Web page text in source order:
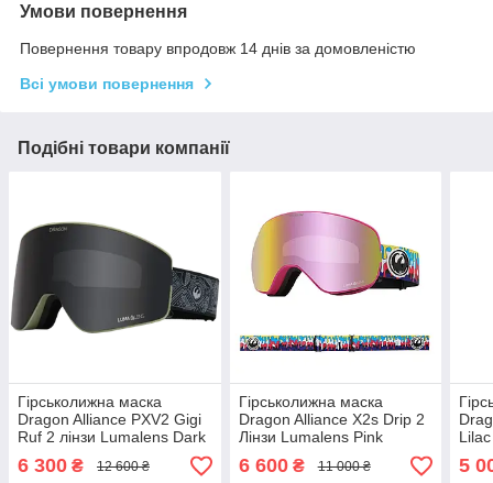
Умови повернення
Повернення товару впродовж 14 днів за домовленістю
Всі умови повернення
Подібні товари компанії
Гірськолижна маска
Dragon Alliance PXV2 Gigi
Ruf 2 лінзи Lumalens Dark
Smoke / Lumalens Light
Rose
6 300 ₴ 12 600 ₴
Гірськолижна маска
Dragon Alliance X2s Drip 2
Лінзи Lumalens Pink
Ionized/Lumalens Dark
Smoke
6 600₴ 11 000 ₴ 5